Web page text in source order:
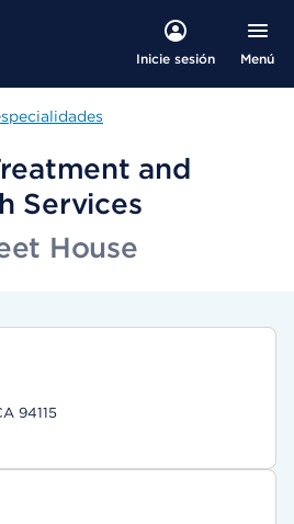
Inicie sesión Menú
and
Services
House
94115